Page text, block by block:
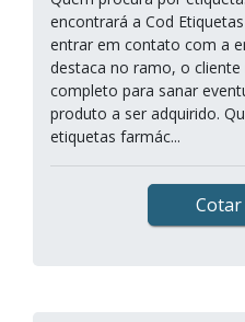
encontrará a Cod
entrar em contato com a
destaca no ramo, o
completo para sanar
produto a ser adquirido.
etiquetas farmác...